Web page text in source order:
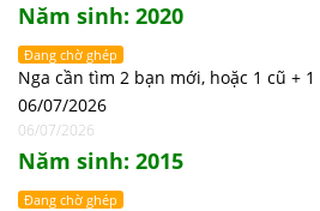
Năm sinh: 2020
Đang chờ ghép
Nga cần tìm 2 bạn mới, hoặc 1 cũ +
06/07/2026
06/07/2026
Năm sinh: 2015
Đang chờ ghép